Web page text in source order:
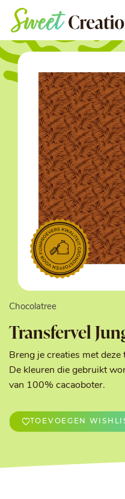
Chocolatree
Transfervel
Breng je creaties met deze
De kleuren die gebruikt
van 100% cacaoboter.
TOEVOEGEN